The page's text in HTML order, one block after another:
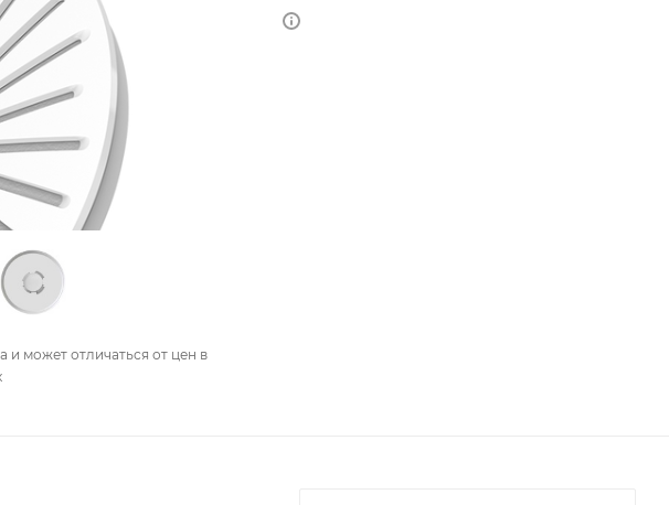
и может отличаться от цен в